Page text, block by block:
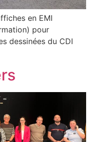
en EMI
pour
dessinées du CDI